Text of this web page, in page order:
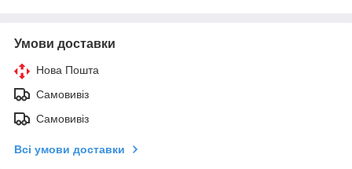
Умови доставки
Нова Пошта
Самовивіз
Самовивіз
Всі умови доставки